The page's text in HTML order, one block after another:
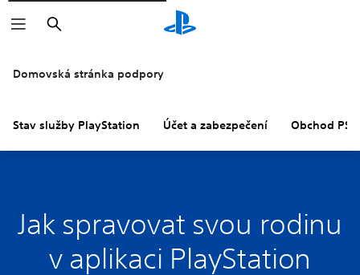
Vyhledat
Domovská stránka podpory
Stav služby PlayStation Účet a zabezpečení Obchod PS
Jak spravovat svou rodinu
v aplikaci PlayStation